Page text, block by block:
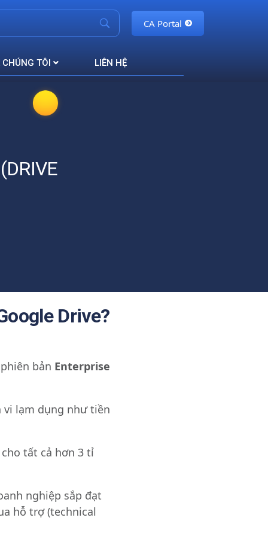
CA Portal
CHÚNG TÔI LIÊN HỆ
Drive?
bản Enterprise
vi lạm dụng như tiền
tất cả hơn 3 tỉ
nghiệp sắp đạt
hỗ trợ (technical